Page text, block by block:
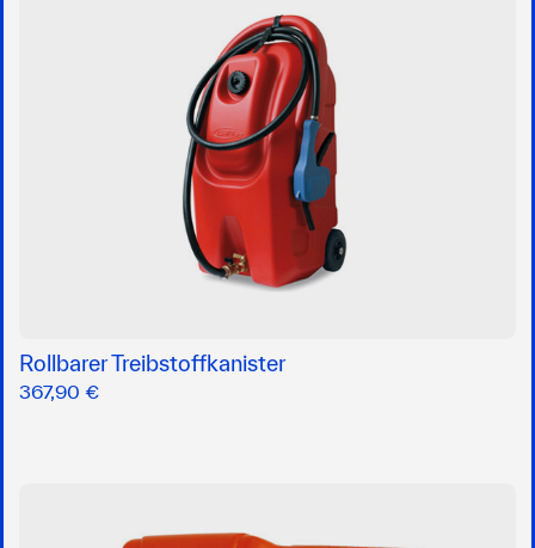
Rollbarer Treibstoffkanister
367,90 €